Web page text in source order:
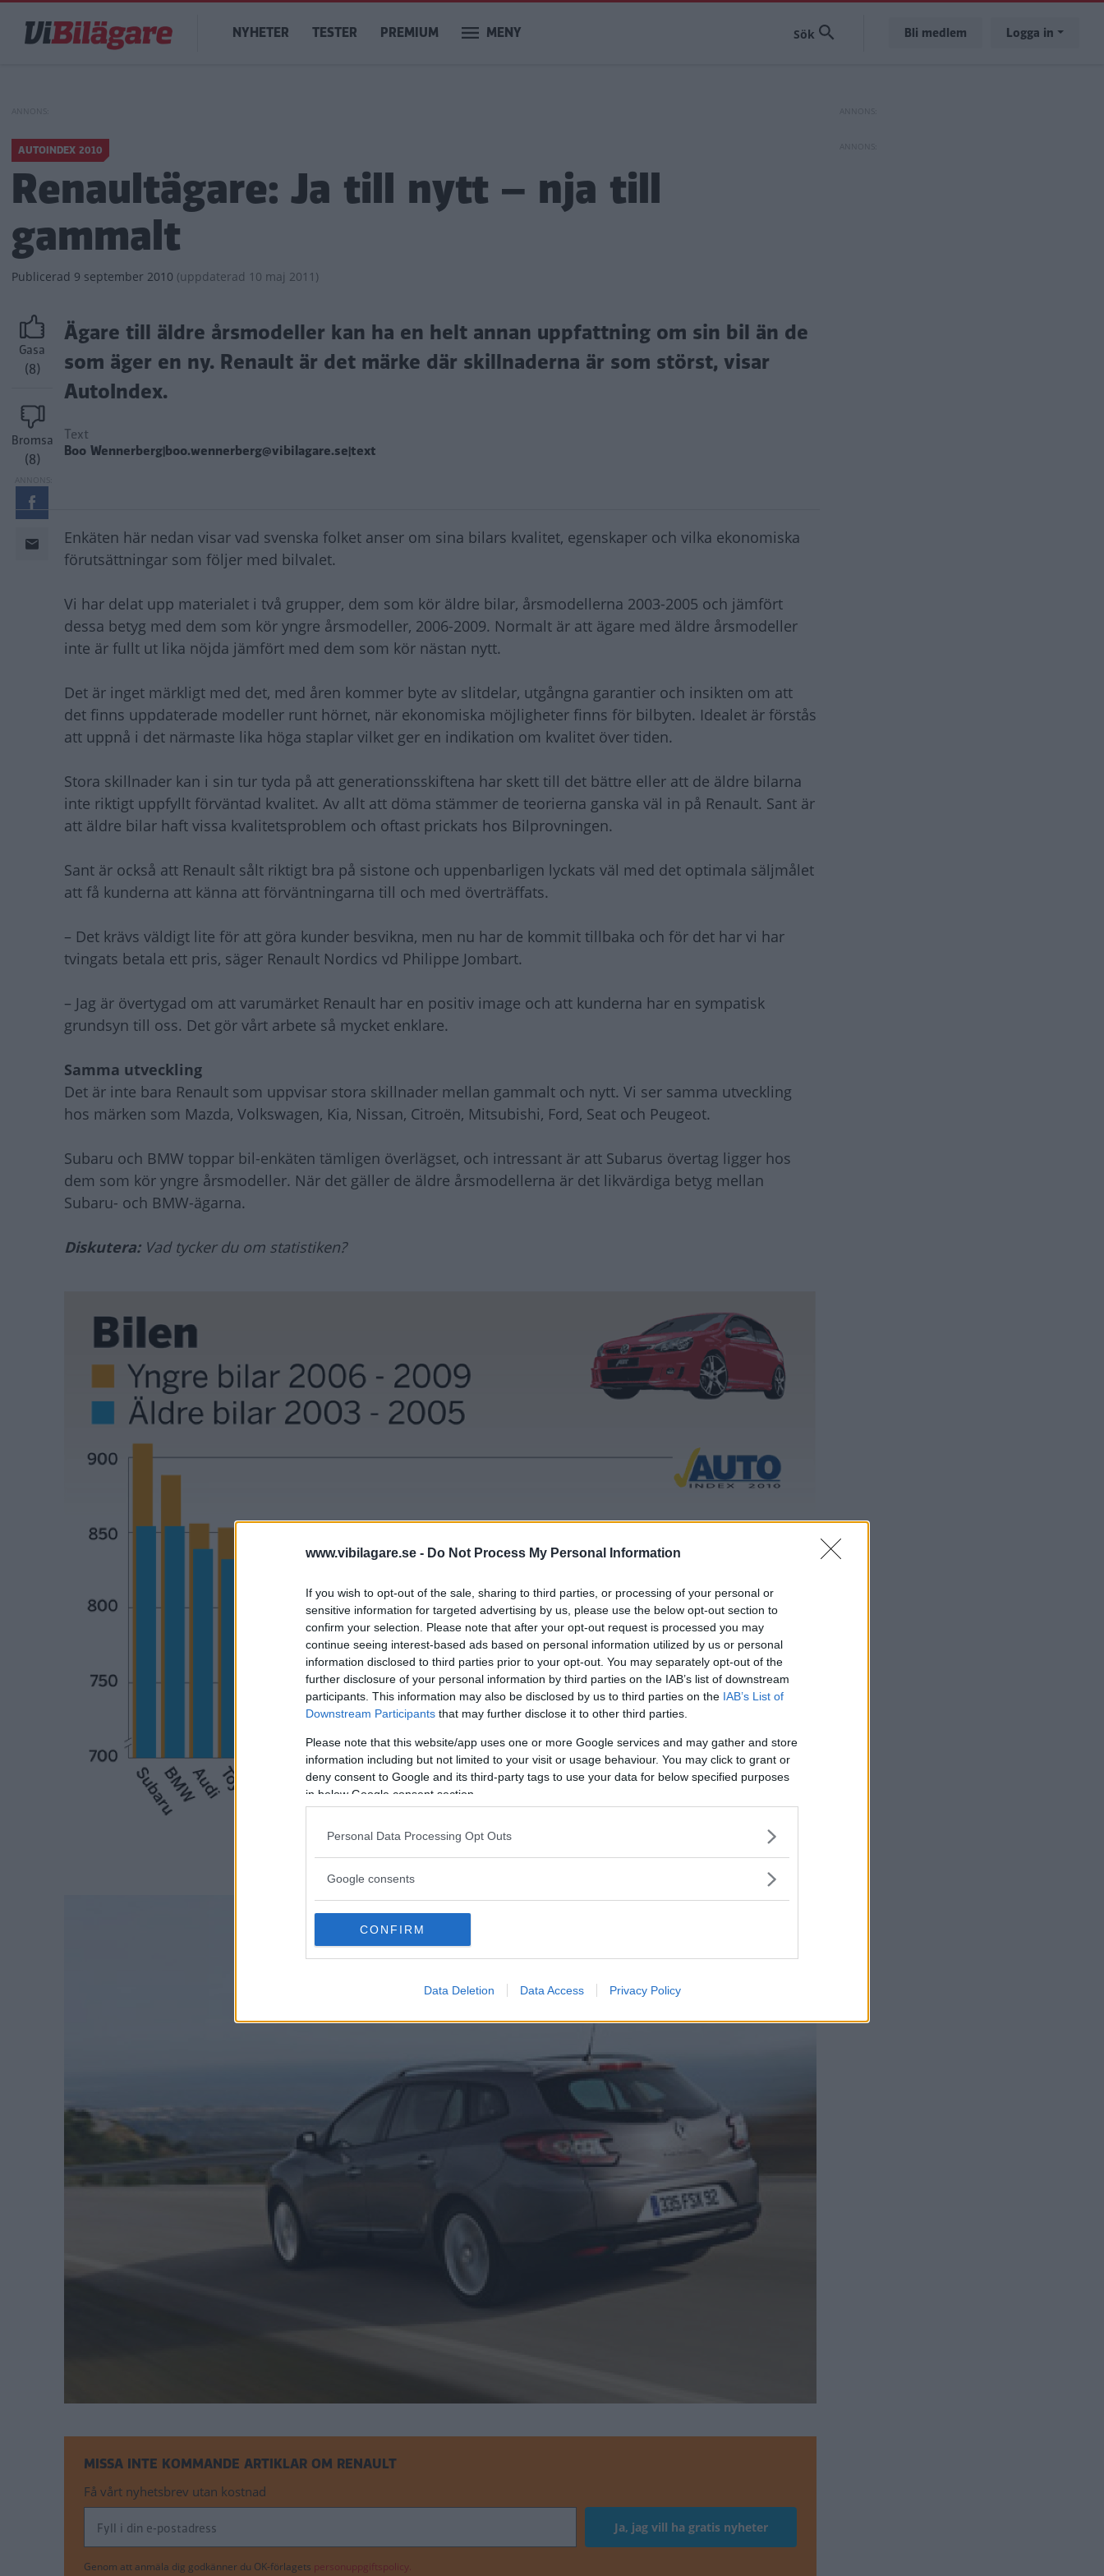
www.vibilagare.se - Do Not Process My Personal Information
If you wish to opt-out of the sale, sharing to third parties, or processing of your personal or
sensitive information for targeted advertising by us, please use the below opt-out section to
confirm your selection. Please note that after your opt-out request is processed you may
continue seeing interest-based ads based on personal information utilized by us or personal
information disclosed to third parties prior to your opt-out. You may separately opt-out of the
further disclosure of your personal information by third parties on the IAB’s list of downstream
participants. This information may also be disclosed by us to third parties on the IAB’s List of
Downstream Participants that may further disclose it to other third parties.
Please note that this website/app uses one or more Google services and may gather and store
information including but not limited to your visit or usage behaviour. You may click to grant or
deny consent to Google and its third-party tags to use your data for below specified purposes
in below Google consent section.
Personal Data Processing Opt Outs
Google consents
CONFIRM
Data Deletion Data Access Privacy Policy
huvudinnehåll
Main
navigation
NYHETER TESTER PREMIUM MENY Bli medlem Logga in
AUTOINDEX 2010
Renaultägare: Ja till nytt – nja till
gammalt
Publicerad 9 september 2010 (uppdaterad 10 maj 2011)
Gasa
(8)
Bromsa
(8)
Ägare till äldre årsmodeller kan ha en helt annan uppfattning om sin bil än de
som äger en ny. Renault är det märke där skillnaderna är som störst, visar
AutoIndex.
Text
Boo Wennerberg|boo.wennerberg@vibilagare.se|text
Enkäten här nedan visar vad svenska folket anser om sina bilars kvalitet, egenskaper och vilka ekonomiska
förutsättningar som följer med bilvalet.
Vi har delat upp materialet i två grupper, dem som kör äldre bilar, årsmodellerna 2003-2005 och jämfört
dessa betyg med dem som kör yngre årsmodeller, 2006-2009. Normalt är att ägare med äldre årsmodeller
inte är fullt ut lika nöjda jämfört med dem som kör nästan nytt.
Det är inget märkligt med det, med åren kommer byte av slitdelar, utgångna garantier och insikten om att
det finns uppdaterade modeller runt hörnet, när ekonomiska möjligheter finns för bilbyten. Idealet är förstås
att uppnå i det närmaste lika höga staplar vilket ger en indikation om kvalitet över tiden.
Stora skillnader kan i sin tur tyda på att generationsskiftena har skett till det bättre eller att de äldre bilarna
inte riktigt uppfyllt förväntad kvalitet. Av allt att döma stämmer de teorierna ganska väl in på Renault. Sant är
att äldre bilar haft vissa kvalitetsproblem och oftast prickats hos Bilprovningen.
Sant är också att Renault sålt riktigt bra på sistone och uppenbarligen lyckats väl med det optimala säljmålet
att få kunderna att känna att förväntningarna till och med överträffats.
– Det krävs väldigt lite för att göra kunder besvikna, men nu har de kommit tillbaka och för det har vi har
tvingats betala ett pris, säger Renault Nordics vd Philippe Jombart.
– Jag är övertygad om att varumärket Renault har en positiv image och att kunderna har en sympatisk
grundsyn till oss. Det gör vårt arbete så mycket enklare.
Samma utveckling
Det är inte bara Renault som uppvisar stora skillnader mellan gammalt och nytt. Vi ser samma utveckling
hos märken som Mazda, Volkswagen, Kia, Nissan, Citroën, Mitsubishi, Ford, Seat och Peugeot.
Subaru och BMW toppar bil-enkäten tämligen överlägset, och intressant är att Subarus övertag ligger hos
dem som kör yngre årsmodeller. När det gäller de äldre årsmodellerna är det likvärdiga betyg mellan
Subaru- och BMW-ägarna.
Diskutera: Vad tycker du om statistiken?
MISSA INTE KOMMANDE ARTIKLAR OM RENAULT
Få vårt nyhetsbrev utan kostnad
Genom att anmäla dig godkänner du OK-förlagets personuppgiftspolicy.